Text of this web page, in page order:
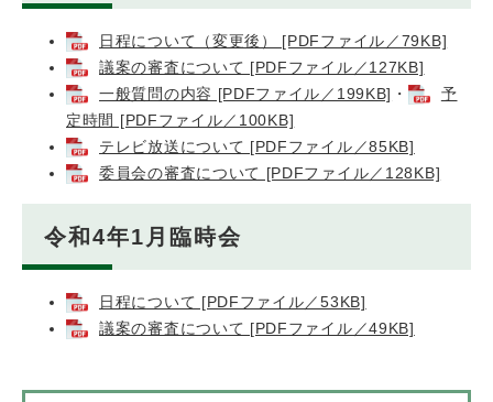
日程について（変更後） [PDFファイル／79KB]
議案の審査について [PDFファイル／127KB]
一般質問の内容 [PDFファイル／199KB] ・
予
定時間 [PDFファイル／100KB]
テレビ放送について [PDFファイル／85KB]
委員会の審査について [PDFファイル／128KB]
令和4年1月臨時会
日程について [PDFファイル／53KB]
議案の審査について [PDFファイル／49KB]